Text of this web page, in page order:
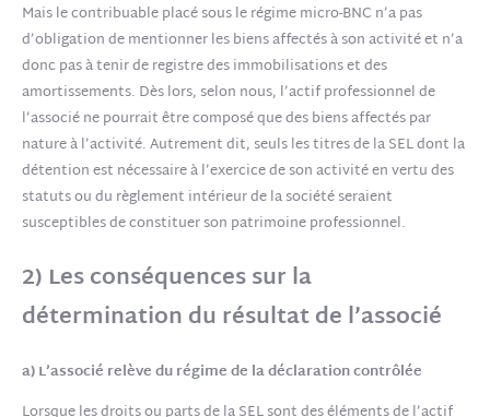
Mais le contribuable placé sous le régime micro-BNC n’a pas
d’obligation de mentionner les biens affectés à son activité et n’a
donc pas à tenir de registre des immobilisations et des
amortissements. Dès lors, selon nous, l’actif professionnel de
l’associé ne pourrait être composé que des biens affectés par
nature à l’activité. Autrement dit, seuls les titres de la SEL dont la
détention est nécessaire à l’exercice de son activité en vertu des
statuts ou du règlement intérieur de la société seraient
susceptibles de constituer son patrimoine professionnel.
2) Les conséquences sur la
détermination du résultat de l’associé
a) L’associé relève du régime de la déclaration contrôlée